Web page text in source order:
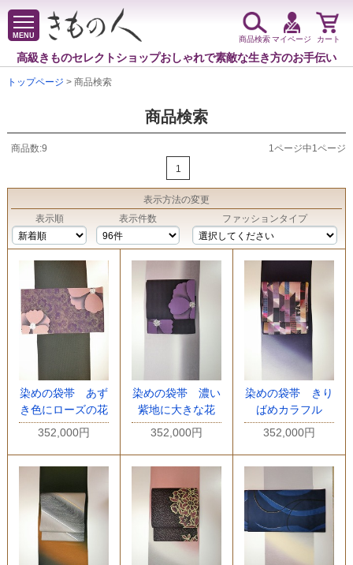
MENU
高級きものセレクトショップおしゃれで素敵な生き方のお手伝い
商品検索マイページ カート
トップページ > 商品検索
商品検索
商品数:9
1ページ中1ページ
1
表示方法の変更
表示順
表示件数 ファッションタイプ
染めの袋帯 あず
き色にローズの花
352,000円
染めの袋帯 濃い
紫地に大きな花
352,000円
染めの袋帯 きり
ばめカラフル
352,000円